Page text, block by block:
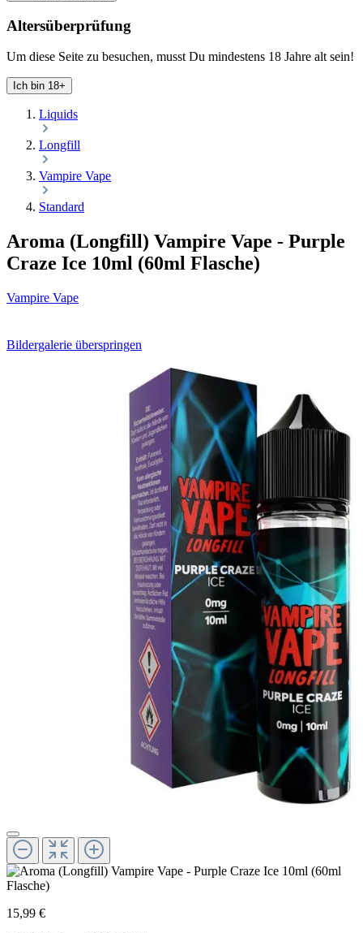
Altersüberprüfung
Um diese Seite zu besuchen, musst Du mindestens 18 Jahre alt sein!
Ich bin 18+
Liquids
Longfill
Vampire Vape
Standard
Aroma (Longfill) Vampire Vape - Purple
Craze Ice 10ml (60ml Flasche)
Vampire Vape
Bildergalerie überspringen
15,99 €